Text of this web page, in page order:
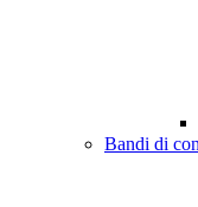
Bandi di